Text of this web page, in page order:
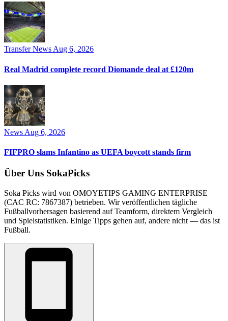
Transfer News Aug 6, 2026
Real Madrid complete record Diomande deal at £120m
News Aug 6, 2026
FIFPRO slams Infantino as UEFA boycott stands firm
Über Uns SokaPicks
Soka Picks wird von OMOYETIPS GAMING ENTERPRISE
(CAC RC: 7867387) betrieben. Wir veröffentlichen tägliche
Fußballvorhersagen basierend auf Teamform, direktem Vergleich
und Spielstatistiken. Einige Tipps gehen auf, andere nicht — das ist
Fußball.